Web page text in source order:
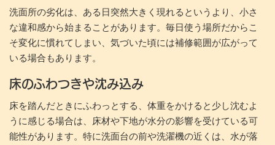
洗面所の劣化は、ある日突然大きく現れるというより、小さ
な違和感から始まることがあります。毎日使う場所だからこ
そ変化に慣れてしまい、気づいた頃には補修範囲が広がって
いる場合もあります。
床のふわつきや沈み込み
床を踏んだときにふわっとする、体重をかけると少し沈むよ
うに感じる場合は、床材や下地が水分の影響を受けている可
能性があります。特に洗面台の前や洗濯機の近くは、水が落